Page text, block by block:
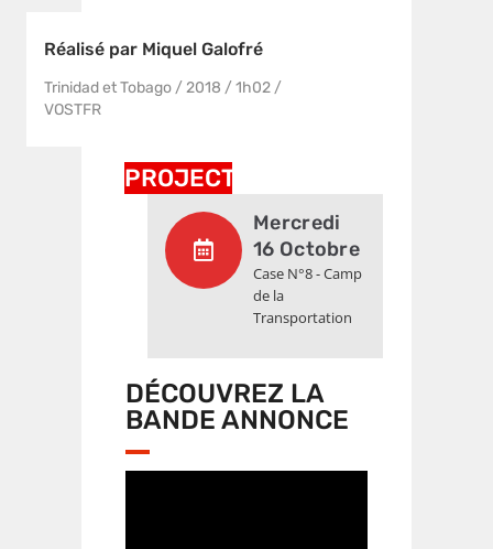
Réalisé par Miquel Galofré
Trinidad et Tobago / 2018 / 1h02 /
VOSTFR
PROJECTIONS
Mercredi
16 Octobre
Case N°8 - Camp
de la
Transportation
DÉCOUVREZ LA
BANDE ANNONCE